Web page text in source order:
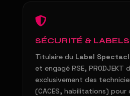
SÉCURITÉ &
Titulaire du Label
et engagé RSE, PRODJEKT
exclusivement des
(CACES, habilitations) pour